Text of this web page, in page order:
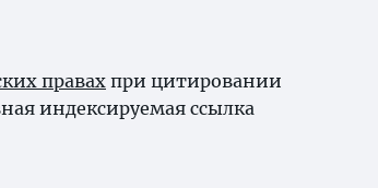
правахпри цитировании
индексируемая ссылка